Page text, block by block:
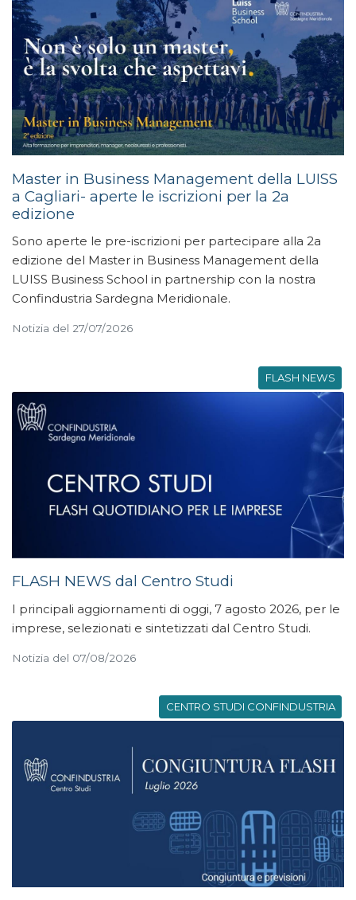
Master in Business Management della LUISS
a Cagliari- aperte le iscrizioni per la 2a
edizione
Sono aperte le pre-iscrizioni per partecipare alla 2a
edizione del Master in Business Management della
LUISS Business School in partnership con la nostra
Confindustria Sardegna Meridionale.
Notizia del 27/07/2026
FLASH NEWS
FLASH NEWS dal Centro Studi
I principali aggiornamenti di oggi, 7 agosto 2026, per le
imprese, selezionati e sintetizzati dal Centro Studi.
Notizia del 07/08/2026
CENTRO STUDI CONFINDUSTRIA